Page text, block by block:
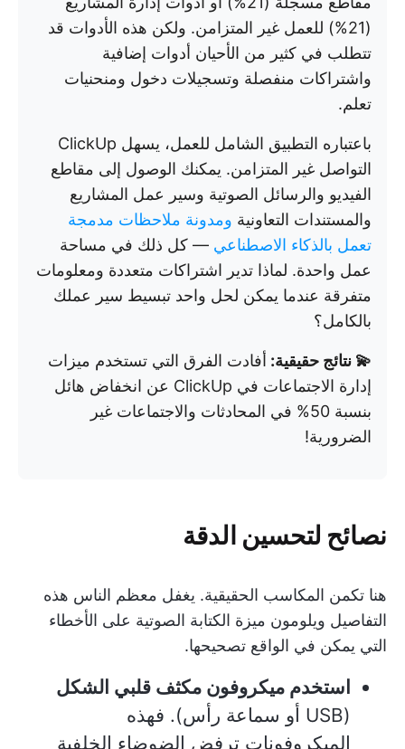
(21%) للعمل غير المتزامن. ولكن هذه الأدوات قد
تتطلب في كثير من الأحيان أدوات إضافية
واشتراكات منفصلة وتسجيلات دخول ومنحنيات
تعلم.
باعتباره التطبيق الشامل للعمل، يسهل ClickUp
التواصل غير المتزامن. يمكنك الوصول إلى مقاطع
الفيديو والرسائل الصوتية وسير عمل المشاريع
والمستندات التعاونية ومدونة ملاحظات مدمجة
تعمل بالذكاء الاصطناعي — كل ذلك في مساحة
عمل واحدة. لماذا تدير اشتراكات متعددة ومعلومات
متفرقة عندما يمكن لحل واحد تبسيط سير عملك
بالكامل؟
💫 نتائج حقيقية: أفادت الفرق التي تستخدم ميزات
إدارة الاجتماعات في ClickUp عن انخفاض هائل
بنسبة 50% في المحادثات والاجتماعات غير
الضرورية!
نصائح لتحسين الدقة
هنا تكمن المكاسب الحقيقية. يغفل معظم الناس هذه
التفاصيل ويلومون ميزة الكتابة الصوتية على الأخطاء
التي يمكن في الواقع تصحيحها.
استخدم ميكروفون مكثف قلبي الشكل
(USB أو سماعة رأس). فهذه
الميكروفونات ترفض الضوضاء الخلفية